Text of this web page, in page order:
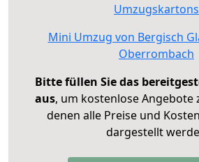
Umzugskartons
Mini Umzug von Bergisch
Oberrombach
Bitte füllen Sie das
aus, um kostenlose Angebote
denen alle Preise und
dargestellt